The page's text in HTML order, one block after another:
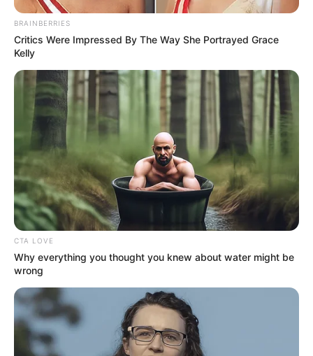
BRAINBERRIES
Critics Were Impressed By The Way She Portrayed Grace
Kelly
CTA LOVE
Why everything you thought you knew about water might be
wrong